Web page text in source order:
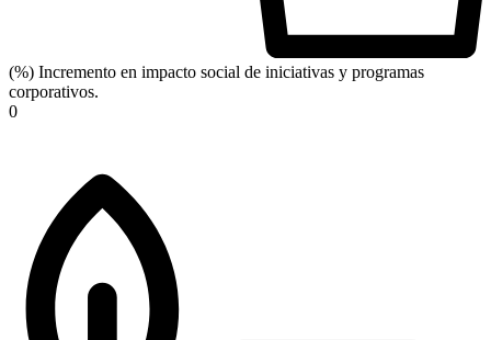
(%) Incremento en impacto social de iniciativas y programas
corporativos.
0